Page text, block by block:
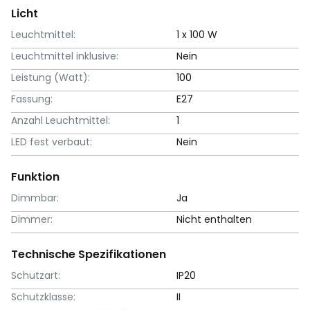
Licht
Leuchtmittel:
1 x 100 W
Leuchtmittel inklusive:
Nein
Leistung (Watt):
100
Fassung:
E27
Anzahl Leuchtmittel:
1
LED fest verbaut:
Nein
Funktion
Dimmbar:
Ja
Dimmer:
Nicht enthalten
Technische Spezifikationen
Schutzart:
IP20
Schutzklasse:
II